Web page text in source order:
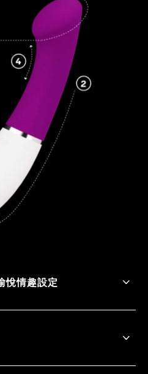
悅情趣設定
種不同的震動模式，從挑
使用者可以解鎖兩種額外模